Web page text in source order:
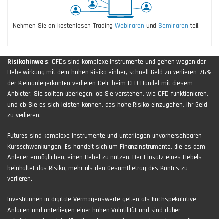
Nehmen Sie an kostenlosen Trading Webinaren und Seminaren teil.
Risikohinweis: CFDs sind komplexe Instrumente und gehen wegen der
Hebelwirkung mit dem hohen Risiko einher, schnell Geld zu verlieren. 76%
der Kleinanlegerkonten verlieren Geld beim CFD-Handel mit diesem
Anbieter. Sie sollten überlegen, ob Sie verstehen, wie CFD funktionieren,
und ob Sie es sich leisten können, das hohe Risiko einzugehen, Ihr Geld
zu verlieren.
Futures sind komplexe Instrumente und unterliegen unvorhersehbaren
Kursschwankungen. Es handelt sich um Finanzinstrumente, die es dem
Anleger ermöglichen, einen Hebel zu nutzen. Der Einsatz eines Hebels
beinhaltet das Risiko, mehr als den Gesamtbetrag des Kontos zu
verlieren.
Investitionen in digitale Vermögenswerte gelten als hochspekulative
Anlagen und unterliegen einer hohen Volatilität und sind daher